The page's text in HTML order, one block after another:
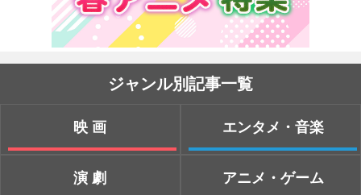
ジャンル別記事一覧
映画
演劇
エンタメ・音楽
アニメ・ゲーム